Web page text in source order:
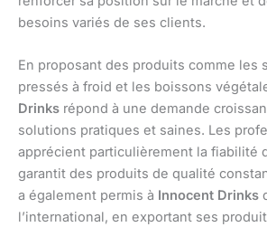
besoins variés de ses clients.
En proposant des produits comme les
pressés à froid et les boissons
Drinks répond à une demande
solutions pratiques et saines. Les
apprécient particulièrement la fiabilité
garantit des produits de qualité
a également permis à Innocent Drinks
l’international, en exportant ses